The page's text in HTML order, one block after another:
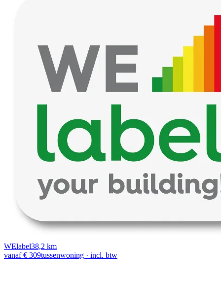
WElabel38,2 km
vanaf € 309tussenwoning · incl. btw